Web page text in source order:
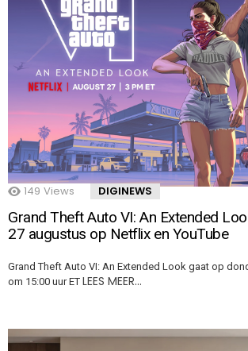
149 Views DIGINEWS
Grand Theft Auto VI: An Extended
27 augustus op Netflix en YouTube
Grand Theft Auto VI: An Extended Look gaat op
om 15:00 uur ET LEES MEER…